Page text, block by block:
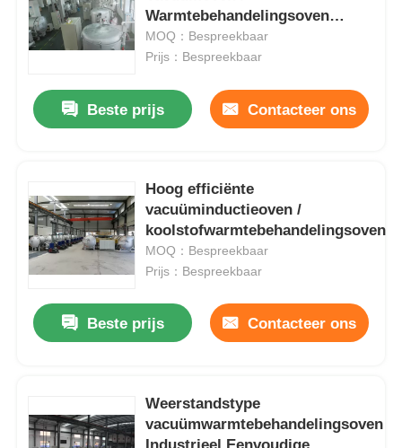
VR-show
Ongeveer ons
Kwaliteitscontrole
Contacteer ons
Nieuws
Verzoek om een Citaat
Warmtebehandelingsoven
3000℃
MOQ：Bespreekbaar
Prijs：Bespreekbaar
Beste prijs Contacteer ons
Hoog efficiënte
vacuüminductieoven /
koolstofwarmtebehandelingsoven
MOQ：Bespreekbaar
Prijs：Bespreekbaar
Beste prijs Contacteer ons
Weerstandstype
vacuümwarmtebehandelingsoven
Industrieel Eenvoudige